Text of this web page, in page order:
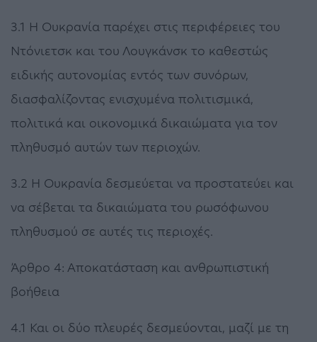
3.1 Η Ουκρανία παρέχει στις περιφέρειες του
Ντόνιετσκ και του Λουγκάνσκ το καθεστώς
ειδικής αυτονομίας εντός των συνόρων,
διασφαλίζοντας ενισχυμένα πολιτισμικά,
πολιτικά και οικονομικά δικαιώματα για τον
πληθυσμό αυτών των περιοχών.
3.2 Η Ουκρανία δεσμεύεται να προστατεύει και
να σέβεται τα δικαιώματα του ρωσόφωνου
πληθυσμού σε αυτές τις περιοχές.
Άρθρο 4: Αποκατάσταση και ανθρωπιστική
βοήθεια
4.1 Και οι δύο πλευρές δεσμεύονται, μαζί με τη